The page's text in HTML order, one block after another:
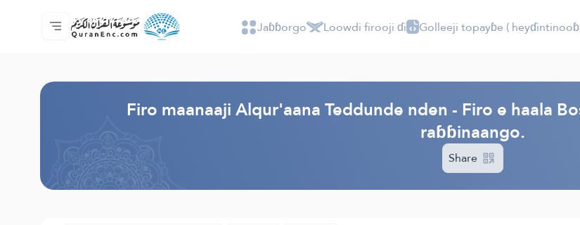
Jaɓɓorgo
Loowdi firooji ɗi
Audio
Golleeji topayɓe ( heyɗintinooɓe) ɓen - API
Fii eɓɓoore nde
Humpo'ndir e amen
Ɗemngal Jaɓɓorgo Loowdi firooji ɗi Golleeji topayɓe (
Firo maanaaji Alqur'aana Teddunde nden - Firo e haala
raɓɓinaango.
Share